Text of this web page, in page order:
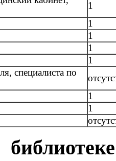
1
1
1
1
1
специалиста по
1
1